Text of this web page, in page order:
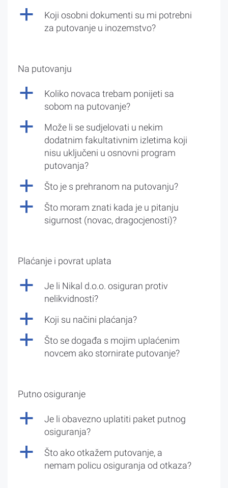
a
Koji osobni dokumenti su mi potrebni
za putovanje u inozemstvo?
Na putovanju
a
Koliko novaca trebam ponijeti sa
sobom na putovanje?
a
Može li se sudjelovati u nekim
dodatnim fakultativnim izletima koji
nisu uključeni u osnovni program
putovanja?
a Što je s prehranom na putovanju?
a
Što moram znati kada je u pitanju
sigurnost (novac, dragocjenosti)?
Plaćanje i povrat uplata
a
Je li Nikal d.o.o. osiguran protiv
nelikvidnosti?
a Koji su načini plaćanja?
a
Što se događa s mojim uplaćenim
novcem ako stornirate putovanje?
Putno osiguranje
a
Je li obavezno uplatiti paket putnog
osiguranja?
a
Što ako otkažem putovanje, a
nemam policu osiguranja od otkaza?